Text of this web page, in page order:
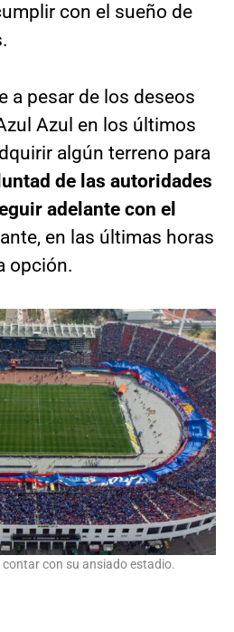
con el sueño de
a pesar de los deseos
Azul en los últimos
algún terreno para
de las autoridades
adelante con el
en las últimas horas
opción.
contar con su ansiado estadio.